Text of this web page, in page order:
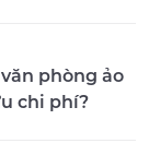
phòng ảo
chi phí?